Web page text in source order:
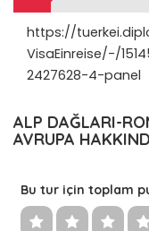
https://
VisaEinreise/-/
2427628-4-panel
ALP DAĞLARI-
AVRUPA
Bu tur için toplam